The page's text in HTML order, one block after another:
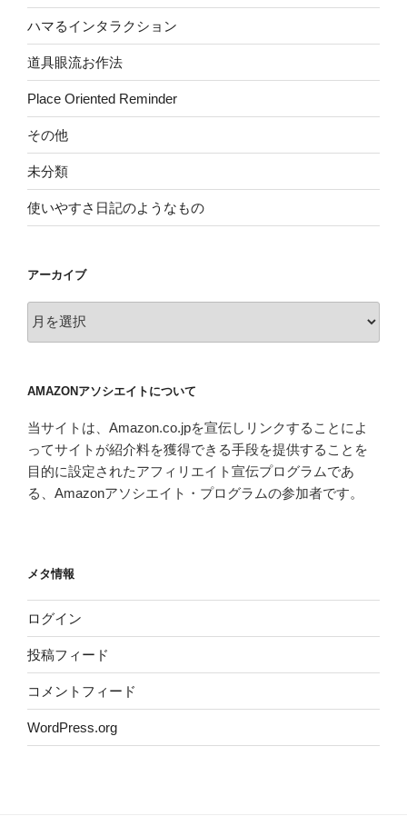
ハマるインタラクション
道具眼流お作法
Place Oriented Reminder
その他
未分類
使いやすさ日記のようなもの
アーカイブ
ー
ブ
AMAZONアソシエイトについて
当サイトは、Amazon.co.jpを宣伝しリンクすることによ
ってサイトが紹介料を獲得できる手段を提供することを
目的に設定されたアフィリエイト宣伝プログラムであ
る、Amazonアソシエイト・プログラムの参加者です。
メタ情報
ログイン
投稿フィード
コメントフィード
WordPress.org